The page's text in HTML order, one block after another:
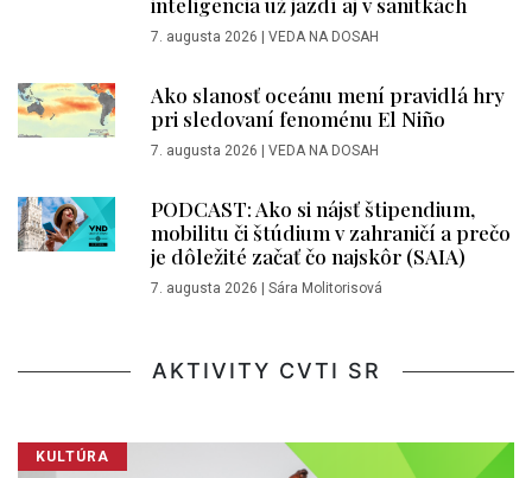
7. augusta 2026 | VEDA NA DOSAH
Ako slanosť oceánu mení pravidlá hry
pri sledovaní fenoménu El Niño
7. augusta 2026 | VEDA NA DOSAH
PODCAST: Ako si nájsť štipendium,
mobilitu či štúdium v zahraničí a prečo
je dôležité začať čo najskôr (SAIA)
7. augusta 2026 | Sára Molitorisová
AKTIVITY CVTI SR
KULTÚRA